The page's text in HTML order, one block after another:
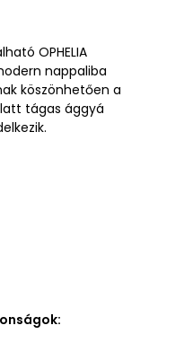
OPHELIA
nappaliba
köszönhetően a
tágas ággyá